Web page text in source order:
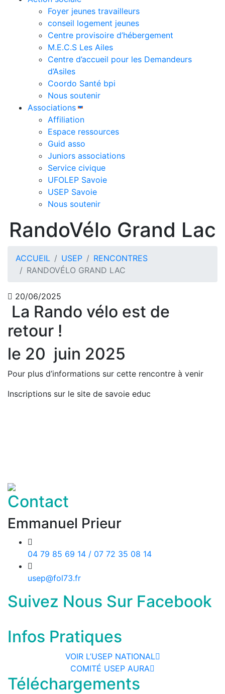
Foyer jeunes travailleurs
conseil logement jeunes
Centre provisoire d’hébergement
M.E.C.S Les Ailes
Centre d’accueil pour les Demandeurs
d’Asiles
Coordo Santé bpi
Nous soutenir
Associations
Affiliation
Espace ressources
Guid asso
Juniors associations
Service civique
UFOLEP Savoie
USEP Savoie
Nous soutenir
RandoVélo Grand Lac
ACCUEIL USEP
RENCONTRES
RANDOVÉLO GRAND LAC
20/06/2025
La Rando vélo est de
retour !
le 20 juin 2025
Pour plus d’informations sur cette rencontre à venir
Inscriptions sur le site de savoie educ
Contact
Emmanuel Prieur
04 79 85 69 14 / 07 72 35 08 14
usep@fol73.fr
Suivez Nous Sur Facebook
Infos Pratiques
VOIR L’USEP NATIONAL
COMITÉ USEP AURA
Téléchargements